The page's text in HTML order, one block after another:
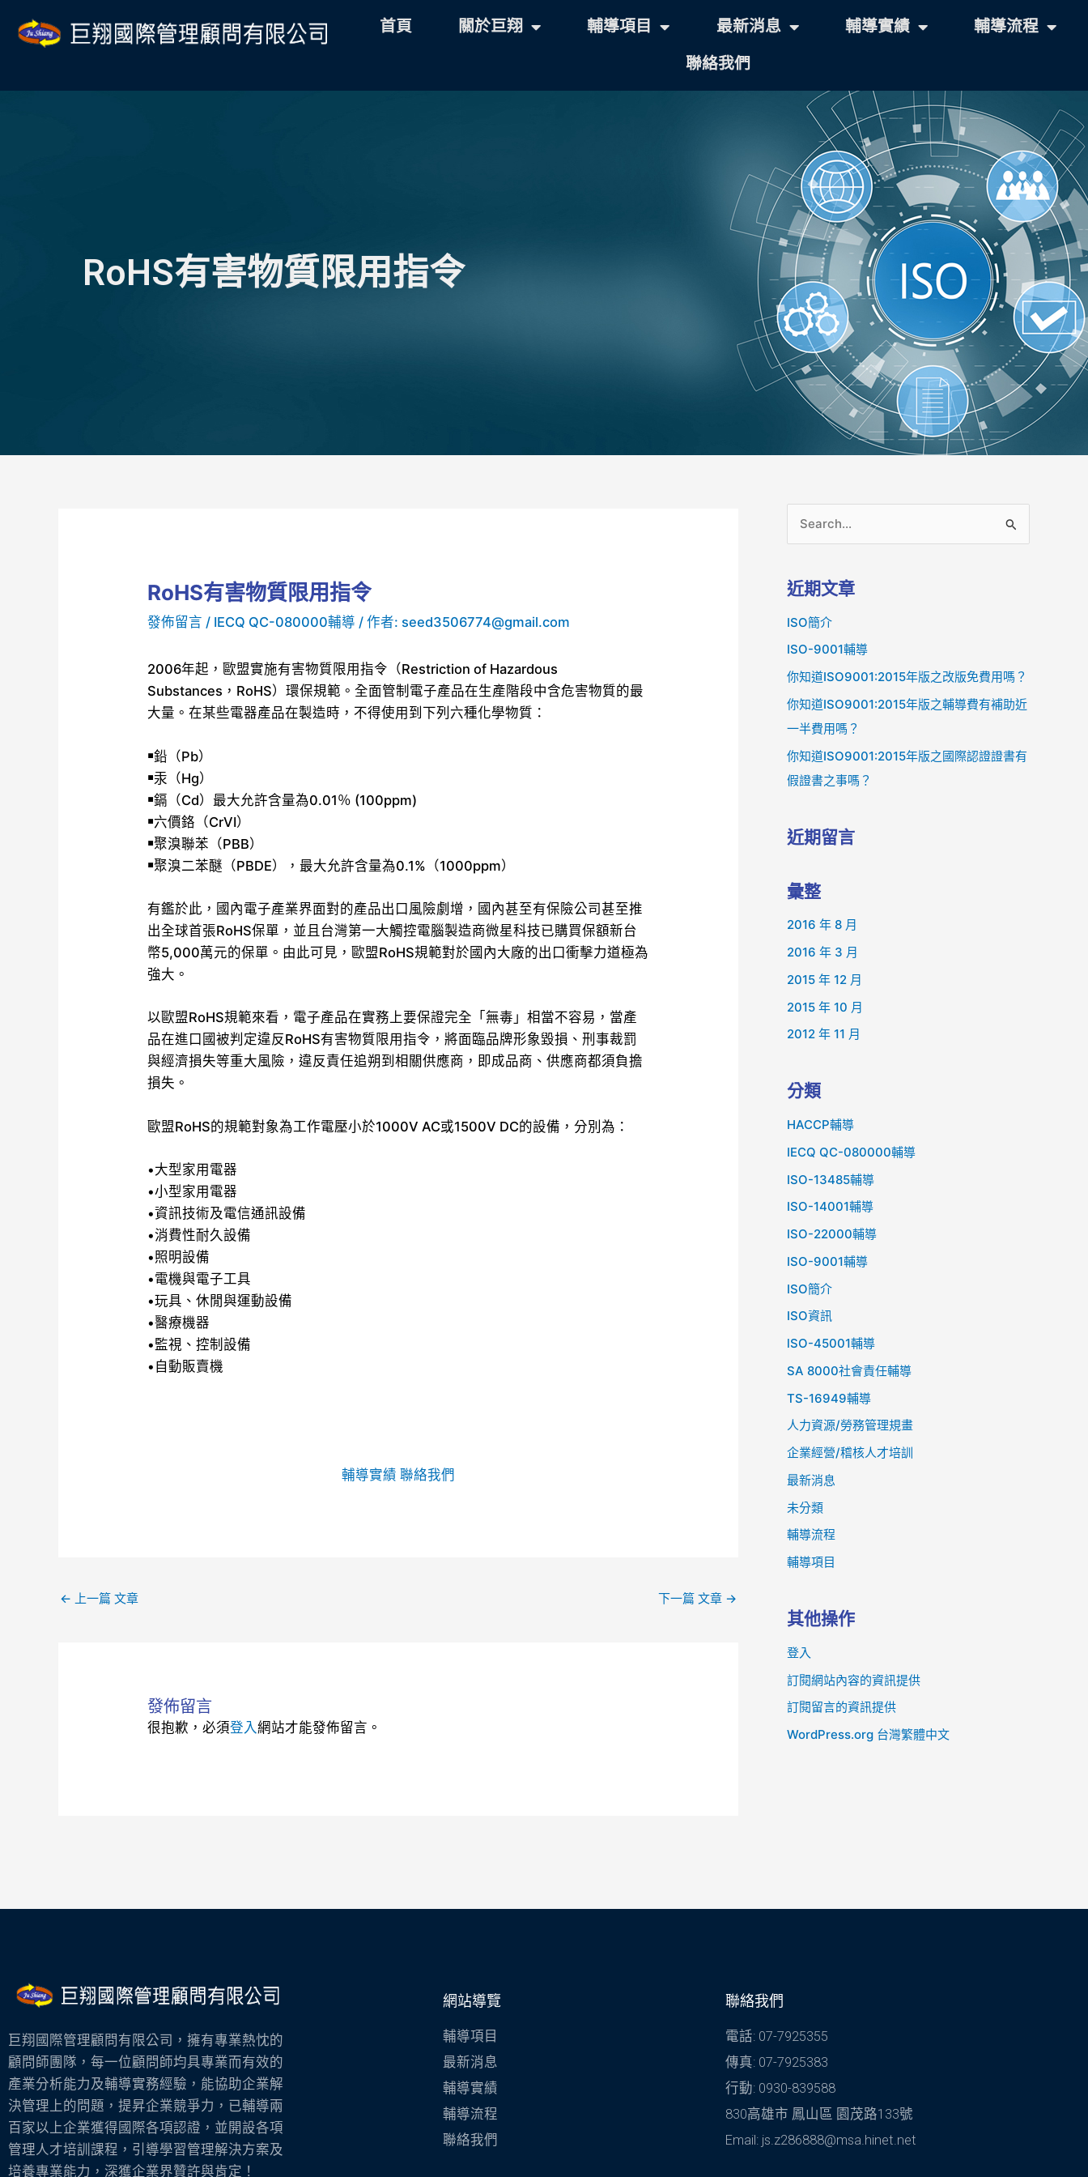
首頁 關於巨翔 輔導項目 最新消息 輔導實績
輔導流程
聯絡我們
RoHS有害物質限用指令
RoHS有害物質限用指令
發佈留言 / IECQ QC-080000輔導 / 作者: seed3506774@gmail.com
2006年起，歐盟實施有害物質限用指令（Restriction of Hazardous
Substances，RoHS）環保規範。全面管制電子產品在生產階段中含危害物質的最
大量。在某些電器產品在製造時，不得使用到下列六種化學物質：
￭鉛（Pb）
￭汞（Hg）
￭鎘（Cd）最大允許含量為0.01％ (100ppm)
￭六價鉻（CrVI）
￭聚溴聯苯（PBB）
￭聚溴二苯醚（PBDE），最大允許含量為0.1%（1000ppm）
有鑑於此，國內電子產業界面對的產品出口風險劇增，國內甚至有保險公司甚至推
出全球首張RoHS保單，並且台灣第一大觸控電腦製造商微星科技已購買保額新台
幣5,000萬元的保單。由此可見，歐盟RoHS規範對於國內大廠的出口衝擊力道極為
強大。
以歐盟RoHS規範來看，電子產品在實務上要保證完全「無毒」相當不容易，當產
品在進口國被判定違反RoHS有害物質限用指令，將面臨品牌形象毀損、刑事裁罰
與經濟損失等重大風險，違反責任追朔到相關供應商，即成品商、供應商都須負擔
損失。
歐盟RoHS的規範對象為工作電壓小於1000V AC或1500V DC的設備，分別為：
•大型家用電器
•小型家用電器
•資訊技術及電信通訊設備
•消費性耐久設備
•照明設備
•電機與電子工具
•玩具、休閒與運動設備
•醫療機器
•監視、控制設備
•自動販賣機
輔導實績 聯絡我們
navigation
← 上一篇 文章 下一篇 文章 →
發佈留言
很抱歉，必須登入網站才能發佈留言。
關
鍵
字
:
近期文章
ISO簡介
ISO-9001輔導
你知道ISO9001:2015年版之改版免費用嗎？
你知道ISO9001:2015年版之輔導費有補助近
一半費用嗎？
你知道ISO9001:2015年版之國際認證證書有
假證書之事嗎？
近期留言
彙整
2016 年 8 月
2016 年 3 月
2015 年 12 月
2015 年 10 月
2012 年 11 月
分類
HACCP輔導
IECQ QC-080000輔導
ISO-13485輔導
ISO-14001輔導
ISO-22000輔導
ISO-9001輔導
ISO簡介
ISO資訊
lSO-45001輔導
SA 8000社會責任輔導
TS-16949輔導
人力資源/勞務管理規畫
企業經營/稽核人才培訓
最新消息
未分類
輔導流程
輔導項目
其他操作
登入
訂閱網站內容的資訊提供
訂閱留言的資訊提供
WordPress.org 台灣繁體中文
巨翔國際管理顧問有限公司，擁有專業熱忱的
顧問師團隊，每一位顧問師均具專業而有效的
產業分析能力及輔導實務經驗，能協助企業解
決管理上的問題，提昇企業競爭力，已輔導兩
百家以上企業獲得國際各項認證，並開設各項
管理人才培訓課程，引導學習管理解決方案及
培養專業能力，深獲企業界贊許與肯定！
網站導覽
輔導項目
最新消息
輔導實績
輔導流程
聯絡我們
聯絡我們
電話: 07-7925355
傳真: 07-7925383
行動: 0930-839588
830高雄市 鳳山區 園茂路133號
Email: js.z286888@msa.hinet.net